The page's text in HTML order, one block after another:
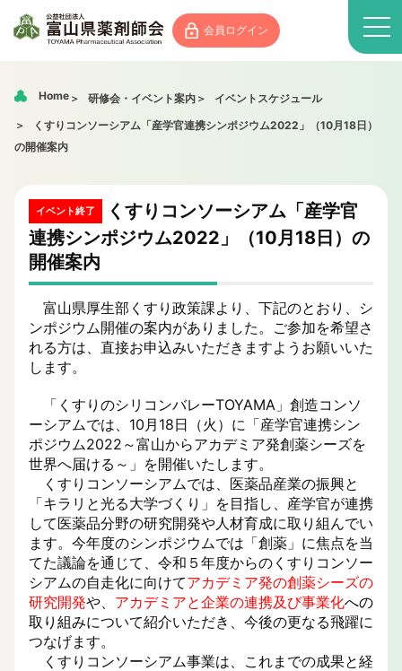
会員ログイン
Home 研修会・イベント案内
イベントスケジュール
くすりコンソーシアム「産学官連携シンポジウム2022」（10月18日）
の開催案内
イベント終了
くすりコンソーシアム「産学官
連携シンポジウム2022」（10月18日）の
開催案内
富山県厚生部くすり政策課より、下記のとおり、シ
ンポジウム開催の案内がありました。ご参加を希望さ
れる方は、直接お申込みいただきますようお願いいた
します。
「くすりのシリコンバレーTOYAMA」創造コンソ
ーシアムでは、10月18日（火）に「産学官連携シン
ポジウム2022～富山からアカデミア発創薬シーズを
世界へ届ける～」を開催いたします。
くすりコンソーシアムでは、医薬品産業の振興と
「キラリと光る大学づくり」を目指し、産学官が連携
して医薬品分野の研究開発や人材育成に取り組んでい
ます。今年度のシンポジウムでは「創薬」に焦点を当
てた議論を通じて、令和５年度からのくすりコンソー
シアムの自走化に向けてアカデミア発の創薬シーズの
研究開発や、 アカデミアと企業の連携及び事業化への
取り組みについて紹介いただき、今後の更なる飛躍に
つなげます。
くすりコンソーシアム事業は、これまでの成果と経